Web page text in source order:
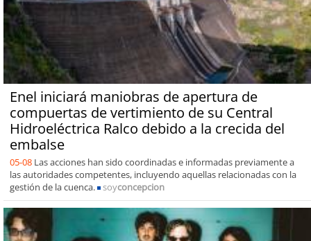
Enel iniciará maniobras de apertura de
compuertas de vertimiento de su Central
Hidroeléctrica Ralco debido a la crecida del
embalse
05-08 Las acciones han sido coordinadas e informadas previamente a
las autoridades competentes, incluyendo aquellas relacionadas con la
gestión de la cuenca.
soyconcepcion